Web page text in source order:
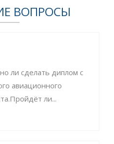
ВОПРОСЫ
ли сделать диплом с
авиационного
ли...